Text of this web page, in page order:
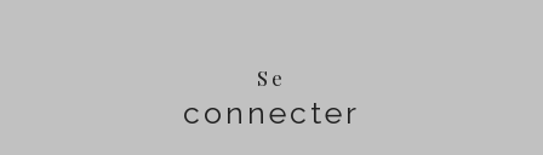
Se
connecter